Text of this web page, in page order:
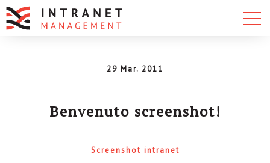
29 Mar. 2011
Benvenuto screenshot!
Screenshot intranet